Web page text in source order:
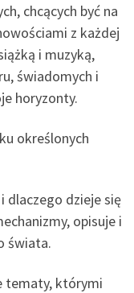
chcących być na
z każdej
i muzyką,
świadomych i
horyzonty.
określonych
dlaczego dzieje się
opisuje i
świata.
tematy, którymi